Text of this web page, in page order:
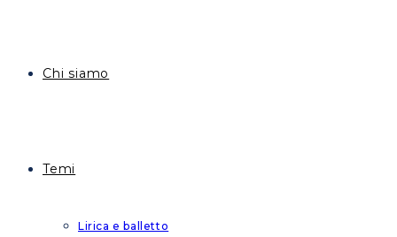
Chi siamo
Temi
Lirica e balletto